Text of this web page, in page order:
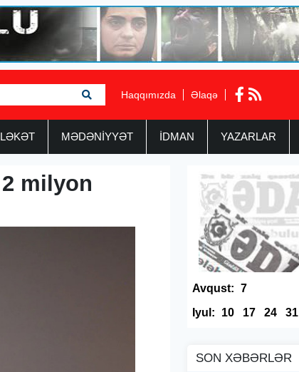
Haqqımızda Əlaqə
MƏDƏNİYYƏT İDMAN YAZARLAR
milyon
Avqust: 7
Iyul:
10 17 24 31
SON XƏBƏRLƏR